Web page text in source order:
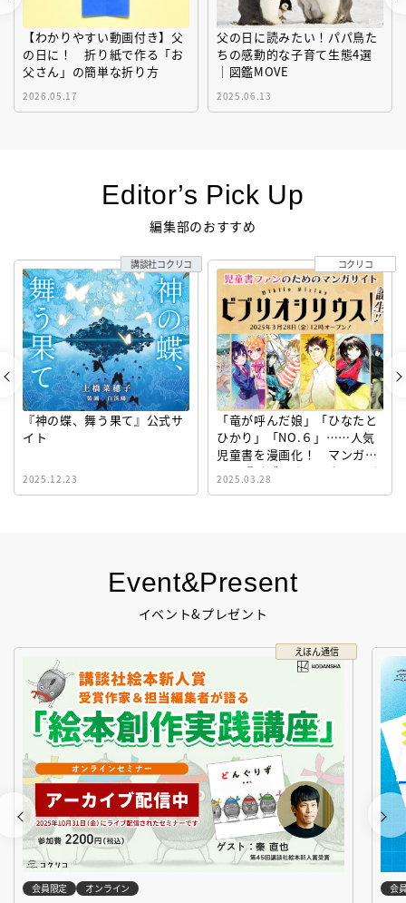
Event&Present
イベント&プレゼント
えほん通信
会員限定 オンライン 会
【わかりやすい動画付き】父
の日に！ 折り紙で作る「お
父さん」の簡単な折り方
2026.05.17
父の日に読みたい！パパ鳥た
ちの感動的な子育て生態4選
｜図鑑MOVE
2025.06.13
Editor’s Pick Up
編集部のおすすめ
『神の蝶、舞う果て』公式サ
イト
2025.12.23
講談社コクリコ
「竜が呼んだ娘」「ひなたと
ひかり」「NO.６」……人気
児童書を漫画化！ マンガサ
イト『ビブリオシリウス』誕
生！
2025.03.28
コクリコ